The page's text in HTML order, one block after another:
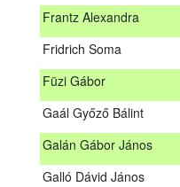
Frantz Alexandra
Fridrich Soma
Füzi Gábor
Gaál Győző Bálint
Galán Gábor János
Galló Dávid János
Fekete Ádám